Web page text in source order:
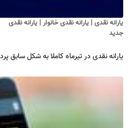
یارانه نقدی | یارانه نقدی خانوار | یارانه نقدی
جدید
یارانه نقدی در تیرماه کاملا به شکل سابق